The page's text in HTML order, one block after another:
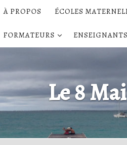
À PROPOS ÉCOLES
FORMATEURS
Le 8 Mai